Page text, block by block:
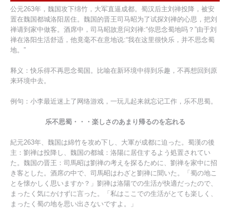
公元263年，魏国攻下绵竹，大军直逼成都。蜀汉后主刘禅投降，被安
置在魏国都城洛阳居住。魏国的晋王司马昭为了试探刘禅的心思，把刘
禅请到家中做客。酒席中，司马昭故意问刘禅:“你思念蜀地吗？”由于刘
禅在洛阳生活舒适，他竟毫不在意地说:“我在这里很快乐，并不思念蜀
地。”
释义：快乐得不再思念蜀国。比喻在新环境中得到乐趣，不再想回到原
来环境中去。
例句：小李最近迷上了网络游戏，一玩儿起来就忘记工作，乐不思蜀。
乐不思蜀・・・楽しさのあまり帰るのを忘れる
紀元263年、魏国は綿竹を攻め下し、大軍が成都に迫った。蜀漢の後
主：劉禅は投降し、魏国の都城：洛陽に居住するよう処置されてい
た。魏国の晋王：司馬昭は劉禅の考えを探るために、劉禅を家中に招
き客とした。酒席の中で、司馬昭はわざと劉禅に聞いた。「蜀の地こ
とを懐かしく思いますか？」劉禅は洛陽での生活が快適だったので、
まったく気にかけずに言った。「私はここでの生活がとても楽しく、
まったく蜀の地を思い出さないですよ。」